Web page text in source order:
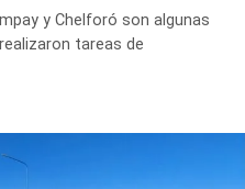
Rionegrinas mantienen
evolución de la turbiedad
el río.
y Chelforó son algunas
tareas de